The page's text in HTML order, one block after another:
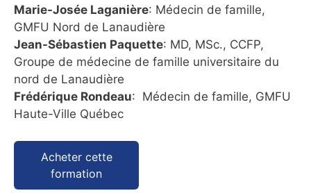
Marie-Josée Laganière: Médecin de famille,
GMFU Nord de Lanaudière
Jean-Sébastien Paquette: MD, MSc., CCFP,
Groupe de médecine de famille universitaire du
nord de Lanaudière
Frédérique Rondeau: Médecin de famille, GMFU
Haute-Ville Québec
Acheter cette
formation